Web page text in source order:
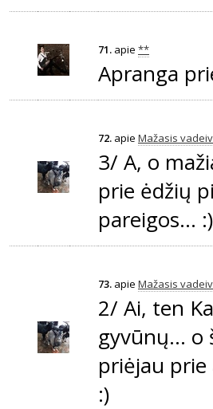
71. apie **
Apranga
72. apie Mažasis
3/ A, o
prie ėdžių
pareigos... :)
73. apie Mažasis
2/ Ai, ten
gyvūnų... o
priėjau
:)